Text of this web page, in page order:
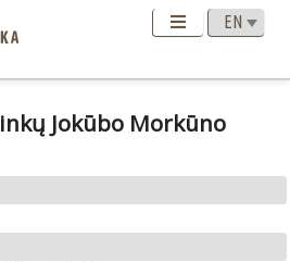
Jokūbo Morkūno